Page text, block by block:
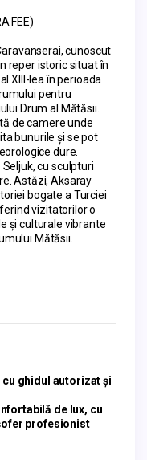
FEE)
cunoscut
reper istoric situat în
XIII-lea în perioada
pentru
Drum al Mătăsii.
de camere unde
bunurile şi se pot
dure.
cu sculpturi
Astăzi, Aksaray
bogate a Turciei
vizitatorilor o
şi culturale vibrante
Mătăsii.
ghidul autorizat și
de lux, cu
profesionist